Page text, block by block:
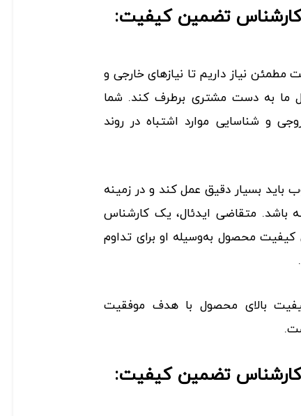
تضمین کیفیت:
نیاز داریم تا نیازهای خارجی و
ما به دست مشتری برطرف کند. شما
و شناسایی موارد اشتباه در روند
بسیار دقیق عمل کند و در زمینه
باشد. متقاضی ایدئال، یک کارشناس
محصول به‌وسیله او برای تداوم
بالای محصول با هدف موفقیت
تضمین کیفیت: